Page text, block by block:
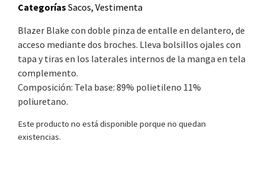
Categorías Sacos, Vestimenta
Blazer Blake con doble pinza de entalle en delantero, de
acceso mediante dos broches. Lleva bolsillos ojales con
tapa y tiras en los laterales internos de la manga en tela
complemento.
Composición: Tela base: 89% polietileno 11%
poliuretano.
Este producto no está disponible porque no quedan
existencias.